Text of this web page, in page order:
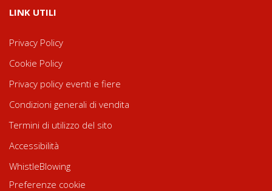
LINK UTILI
Privacy Policy
Cookie Policy
Privacy policy eventi e fiere
Condizioni generali di vendita
Termini di utilizzo del sito
Accessibilità
WhistleBlowing
Preferenze cookie